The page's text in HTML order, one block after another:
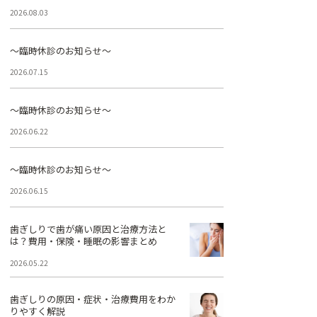
2026.08.03
～臨時休診のお知らせ～
2026.07.15
～臨時休診のお知らせ～
2026.06.22
～臨時休診のお知らせ～
2026.06.15
歯ぎしりで歯が痛い原因と治療方法と
は？費用・保険・睡眠の影響まとめ
2026.05.22
歯ぎしりの原因・症状・治療費用をわか
りやすく解説